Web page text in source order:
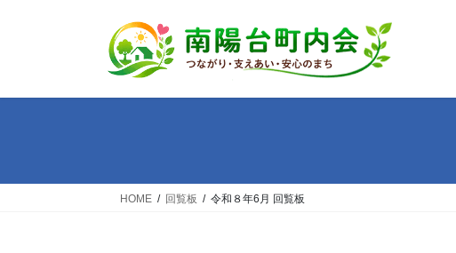
ツ
シ
HOME 回覧板 令和８年6月 回覧板